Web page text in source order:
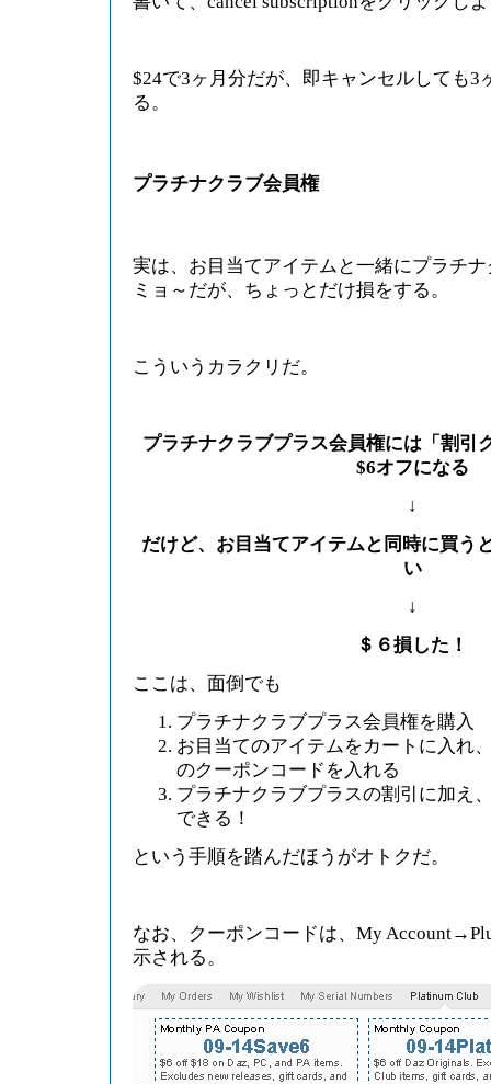
$24で3ヶ月分だが、即キャンセルしても3
る。
プラチナクラブ会員権
実は、お目当てアイテムと一緒にプラチ
ミョ～だが、ちょっとだけ損をする。
こういうカラクリだ。
プラチナクラブプラス会員権には「割引
$6オフになる
↓
だけど、お目当てアイテムと同時に買う
い
↓
＄６損した！
ここは、面倒でも
プラチナクラブプラス会員権を購入
お目当てのアイテムをカートに入れ
のクーポンコードを入れる
プラチナクラブプラスの割引に加え
できる！
という手順を踏んだほうがオトクだ。
なお、クーポンコードは、My
示される。